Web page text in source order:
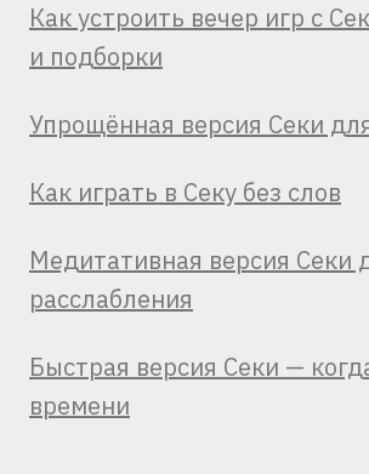
Как устроить вечер игр с
и подборки
Упрощённая версия Секи
Как играть в Секу без слов
Медитативная версия Секи
расслабления
Быстрая версия Секи —
времени